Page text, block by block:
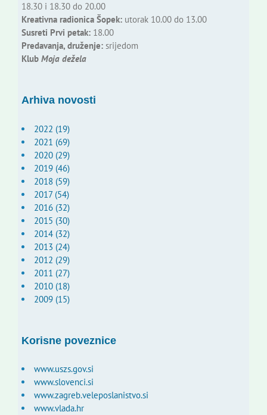
18.30 i 18.30 do 20.00
Kreativna radionica Šopek:utorak 10.00 do 13.00
Susreti Prvi petak:18.00
Predavanja, druženje:srijedom
Klub Moja dežela
Arhiva novosti
2022 (19)
2021 (69)
2020 (29)
2019 (46)
2018 (59)
2017 (54)
2016 (32)
2015 (30)
2014 (32)
2013 (24)
2012 (29)
2011 (27)
2010 (18)
2009 (15)
Korisne poveznice
www.uszs.gov.si
www.slovenci.si
www.zagreb.veleposlanistvo.si
www.vlada.hr